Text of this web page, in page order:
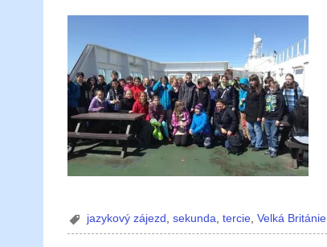
jazykový zájezd ,sekunda ,tercie ,Velká Británie